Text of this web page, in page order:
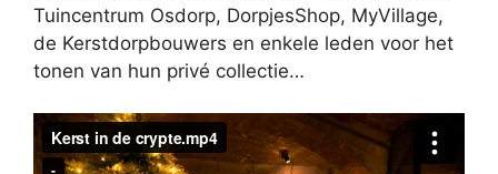
Tuincentrum Osdorp, DorpjesShop, MyVillage,
de Kerstdorpbouwers en enkele leden voor het
tonen van hun privé collectie…